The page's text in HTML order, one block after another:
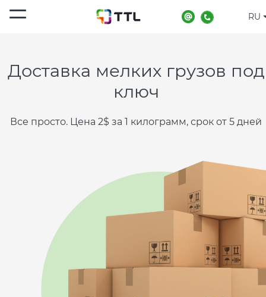
RU
Доставка мелких грузов под
ключ
Все просто. Цена 2$ за 1 килограмм, срок от 5 дней